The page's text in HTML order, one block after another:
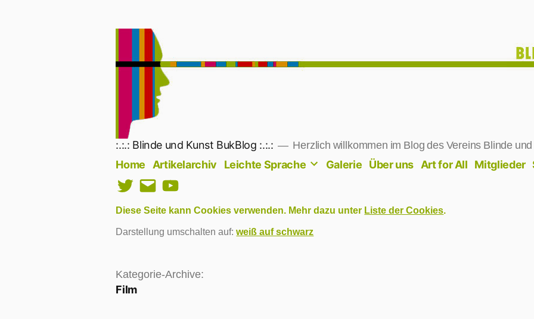
:.:.: Blinde und Kunst BukBlog :.:.: Herzlich willkommen im Blog des Vereins Blinde
Home Artikelarchiv Leichte Sprache Galerie Über uns Art for All Mitglieder
TwitterE-
YouTube
Diese Seite kann Cookies verwenden. Mehr dazu unter Liste der Cookies.
Darstellung umschalten auf:weiß auf schwarz
Kategorie-Archive:
Film